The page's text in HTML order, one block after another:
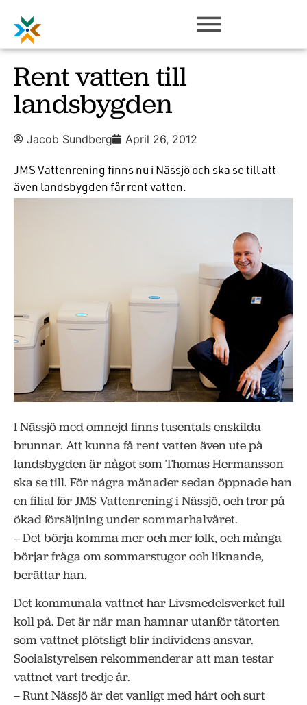
Rent vatten till
landsbygden
Jacob Sundberg April 26, 2012
JMS Vattenrening finns nu i Nässjö och ska se till att
även landsbygden får rent vatten.
I Nässjö med omnejd finns tusentals enskilda
brunnar. Att kunna få rent vatten även ute på
landsbygden är något som Thomas Hermansson
ska se till. För några månader sedan öppnade han
en filial för JMS Vattenrening i Nässjö, och tror på
ökad försäljning under sommarhalvåret.
– Det börja komma mer och mer folk, och många
börjar fråga om sommarstugor och liknande,
berättar han.
Det kommunala vattnet har Livsmedelsverket full
koll på. Det är när man hamnar utanför tätorten
som vattnet plötsligt blir individens ansvar.
Socialstyrelsen rekommenderar att man testar
vattnet vart tredje år.
– Runt Nässjö är det vanligt med hårt och surt